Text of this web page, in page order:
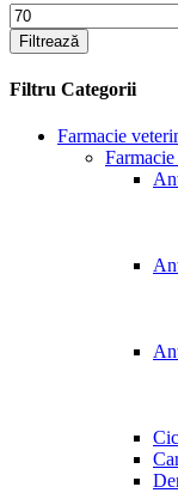
Preț
minim
Filtrează
Filtru Categorii
Farmacie